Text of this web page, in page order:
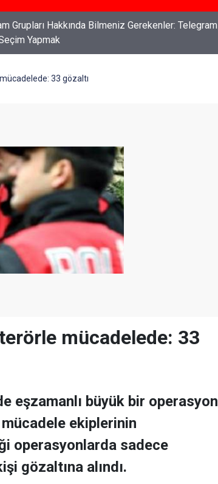
Haklarınızı Bilmek ve Koruma Altına Almak
33 gözaltı
mücadelede: 33
eşzamanlı büyük bir operasyon
mücadele ekiplerinin
operasyonlarda sadece
gözaltına alındı.